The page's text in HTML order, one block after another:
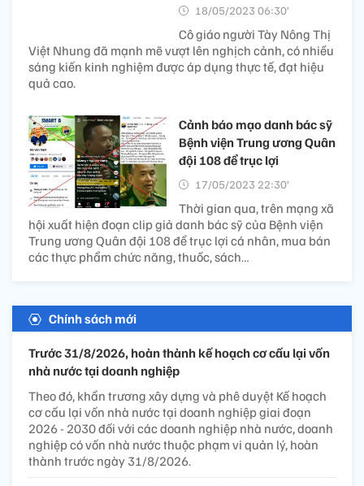
18/05/2023 06:30’
Cô giáo người Tày Nông Thị
Việt Nhung đã mạnh mẽ vượt lên nghịch cảnh, có nhiều
sáng kiến kinh nghiệm được áp dụng thực tế, đạt hiệu
quả cao.
Cảnh báo mạo danh bác sỹ
Bệnh viện Trung ương Quân
đội 108 để trục lợi
17/05/2023 22:30’
Thời gian qua, trên mạng xã
hội xuất hiện đoạn clip giả danh bác sỹ của Bệnh viện
Trung ương Quân đội 108 để trục lợi cá nhân, mua bán
các thực phẩm chức năng, thuốc, sách…
Chính sách mới
Trước 31/8/2026, hoàn thành kế hoạch cơ cấu lại vốn
nhà nước tại doanh nghiệp
Theo đó, khẩn trương xây dựng và phê duyệt Kế hoạch
cơ cấu lại vốn nhà nước tại doanh nghiệp giai đoạn
2026 - 2030 đối với các doanh nghiệp nhà nước, doanh
nghiệp có vốn nhà nước thuộc phạm vi quản lý, hoàn
thành trước ngày 31/8/2026.